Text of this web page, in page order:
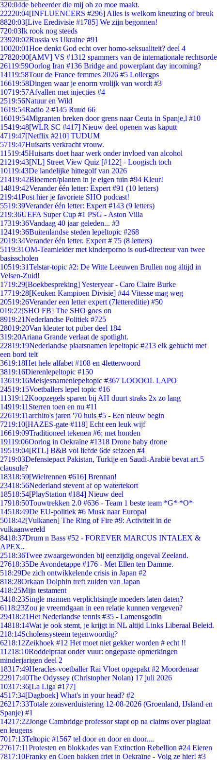
320:04de beheerder die mij oh zo moe maakt.
22220:04[INFLUENCERS #296] Alles is welkom kneuzing of breuk
8820:03[Live Eredivisie #1785] We zijn begonnen!
720:03Ik rook nog steeds
23920:02Russia vs Ukraine #91
10020:01Hoe denkt God echt over homo-seksualiteit? deel 4
27820:00[AMV] VS #1312 spammers van de internationale rechtsorde
26119:59Oorlog Iran #136 Bridge and powerplant day incoming?
14119:58Tour de France femmes 2026 #5 Lollergps
16619:58Dingen waar je enorm vrolijk van wordt #3
10719:57Afvallen met injecties #4
2519:56Natuur en Wild
1619:54Radio 2 #145 Ruud 66
16019:54Migranten breken door grens naar Ceuta in Spanje,l #10
15419:48[WLR SC #417] Nieuw deel openen was kaputt
4719:47[Netflix #210] TUDUM
5719:47Huisarts verkracht vrouw.
11519:45Huisarts doet haar werk onder invloed van alcohol
21219:43[NL] Street View Quiz [#122] - Loogisch toch
10119:43De landelijke hittegolf van 2026
21419:42Bloemen/planten in je eigen tuin #94 Kleur!
14819:42Verander één letter: Expert #91 (10 letters)
219:41Post hier je favoriete SHO podcast!
5519:39Verander één letter: Expert #143 (9 letters)
219:36UEFA Super Cup #1 PSG - Aston Villa
17319:36Vandaag 40 jaar geleden... #3
12419:36Buitenlandse steden lepeltopic #268
2019:34Verander één letter. Expert # 75 (8 letters)
5119:31OM-Teamleider met kinderporno is oud-directeur van twee
basisscholen
10519:31Telstar-topic #2: De Witte Leeuwen Brullen nog altijd in
Velsen-Zuid!
1719:29[Boekbespreking] Yesteryear - Caro Claire Burke
17719:28[Keuken Kampioen Divisie] #44 Vitesse mag weg
20519:26Verander een letter expert (7lettereditie) #50
019:22[SHO FB] The SHO goes on
8919:21Nederlandse Politiek #725
28019:20Van kleuter tot puber deel 184
319:20Ariana Grande verlaat de spotlight.
22819:19Nederlandse plaatsnamen lepeltopic #213 elk gehucht met
een bord telt
3619:18Het hele alfabet #108 en 4letterwoord
3819:16Dierenlepeltopic #150
13619:16Meisjesnamenlepeltopic #367 LOOOOL LAPO
24519:15Voetballers lepel topic #16
11319:12Koopzegels sparen bij AH duurt straks 2x zo lang
14919:11 Sterren toen en nu #11
22619:11archito's jaren '70 huis #5 - Een nieuw begin
7219:10[HAZES-gate #118] Echt een leuk wijf
16619:09Traditioneel tekenen #6; met honden
19119:06Oorlog in Oekraïne #1318 Drone baby drone
19519:04[RTL] B&B vol liefde 6de seizoen #4
2719:03Defensiepact Pakistan, Turkije en Saudi-Arabië bevat art.5
clausule?
18318:59[Wielrennen #616] Brennan!
23418:56Nederland stevent af op watertekort
18518:54[PlayStation #184] Nieuw deel
17918:50Touwtrekken 2.0 #636 - Team 1 beste team *G* *O*
14518:49De EU-politiek #6 Musk naar Europa!
5018:42[Vulkanen] The Ring of Fire #9: Activiteit in de
vulkaanwereld
8418:37Drum n Bass #52 - FOREVER MARCUS INTALEX &
APEX..
2518:36Twee zwaargewonden bij eenzijdig ongeval Zeeland.
27618:35De Avondetappe #176 - Met Ellen ten Damme.
518:29De zich ontwikkelende crisis in Japan #2
818:28Orkaan Dolphin treft zuiden van Japan
418:25Mijn testament
3418:23Single mannen verplichtsingle moeders laten daten?
6118:23Zou je vreemdgaan in een relatie kunnen vergeven?
29418:21Het Nederlandse tennis #35 - Lamensgodin
14818:14Wat je ook stemt, je krijgt in NL altijd Links Liberaal Beleid.
218:14Scholensysteem tegenwoordig?
6218:12Zeikhoek #12 Het moet niet gekker worden # echt !!
11218:10Roddelpraat onder vuur: ongepaste opmerkingen
minderjarigen deel 2
18317:49Heracles-voetballer Rai Vloet opgepakt #2 Moordenaar
22917:40The Odyssey (Christopher Nolan) 17 juli 2026
10317:36[La Liga #177]
4517:34[Dagboek] What's in your head? #2
26217:33Totale zonsverduistering 12-08-2026 (Groenland, IJsland en
Spanje) #1
14217:22Jonge Cambridge professor stapt op na claims over plagiaat
en leugens
7017:13Teltopic #1567 tel door en door en door....
27617:11Protesten en blokkades van Extinction Rebellion #24 Eieren
7817:10Franky en Coen bakken friet in Oekraïne - Volg ze hier! #3